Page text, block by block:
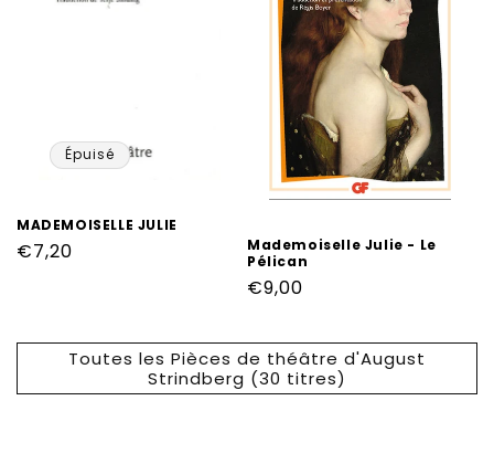
Épuisé
MADEMOISELLE JULIE
Prix
€7,20
Mademoiselle Julie - Le
Pélican
Prix
€9,00
Toutes les Pièces de théâtre d'August
Strindberg (30 titres)